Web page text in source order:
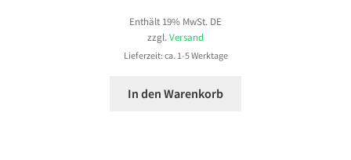
Enthält 19% MwSt. DE
zzgl. Versand
Lieferzeit: ca. 1-5 Werktage
In den Warenkorb